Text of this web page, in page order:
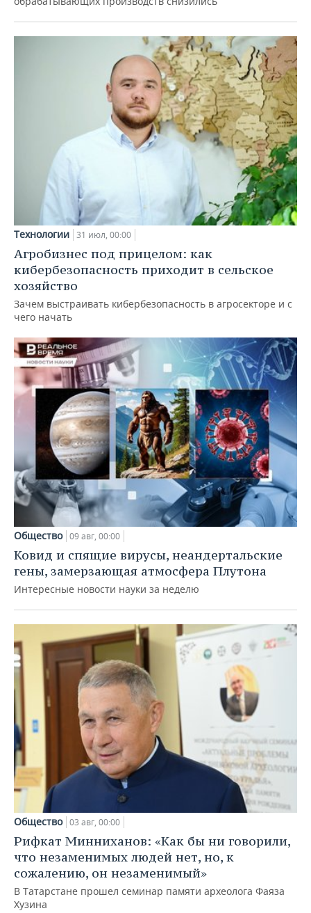
Технологии 31 июл, 00:00
Агробизнес под прицелом: как
кибербезопасность приходит в сельское
хозяйство
Зачем выстраивать кибербезопасность в агросекторе и с
чего начать
Общество 09 авг, 00:00
Ковид и спящие вирусы, неандертальские
гены, замерзающая атмосфера Плутона
Интересные новости науки за неделю
Общество 03 авг, 00:00
Рифкат Минниханов: «Как бы ни говорили,
что незаменимых людей нет, но, к
сожалению, он незаменимый»
В Татарстане прошел семинар памяти археолога Фаяза
Хузина